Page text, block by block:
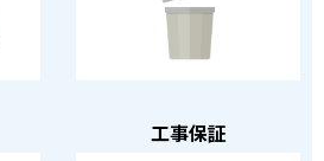
工事保証